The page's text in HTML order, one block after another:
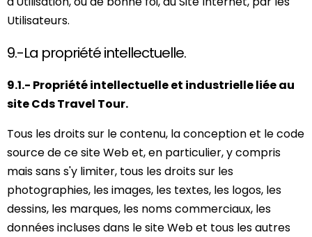
Utilisateurs.
9.-La propriété intellectuelle.
9.1.- Propriété intellectuelle et industrielle liée au
site Cds Travel Tour.
Tous les droits sur le contenu, la conception et le code
source de ce site Web et, en particulier, y compris
mais sans s'y limiter, tous les droits sur les
photographies, les images, les textes, les logos, les
dessins, les marques, les noms commerciaux, les
données incluses dans le site Web et tous les autres